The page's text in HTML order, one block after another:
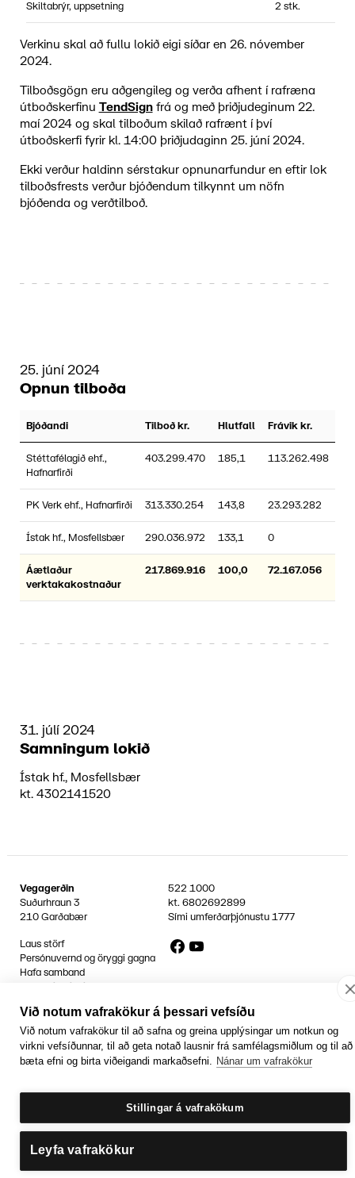
Skiltabrýr, uppsetning 2 stk.
Verkinu skal að fullu lokið eigi síðar en 26. nóvember
2024.
Tilboðsgögn eru aðgengileg og verða afhent í rafræna
útboðskerfinu TendSignfrá og með þriðjudeginum 22.
maí 2024 og skal tilboðum skilað rafrænt í því
útboðskerfi fyrir kl. 14:00 þriðjudaginn 25. júní 2024.
Ekki verður haldinn sérstakur opnunarfundur en eftir lok
tilboðsfrests verður bjóðendum tilkynnt um nöfn
bjóðenda og verðtilboð.
25. júní 2024
Opnun tilboða
Bjóðandi Tilboð kr. Hlutfall Frávik kr.
Stéttafélagið ehf.,
Hafnarfirði
403.299.470 185,1 113.262.498
PK Verk ehf., Hafnarfirði 313.330.254 143,8 23.293.282
Ístak hf., Mosfellsbær 290.036.972 133,1 0
Áætlaður
verktakakostnaður
217.869.916 100,0 72.167.056
31. júlí 2024
Samningum lokið
Ístak hf., Mosfellsbær
kt. 4302141520
Vegagerðin
Suðurhraun 3
210 Garðabær
522 1000
kt.6802692899
Sími umferðarþjónustu1777
Laus störf
Persónuvernd og öryggi gagna
Hafa samband
Rafrænir reikningar
FacebookYouTube
Jafnlaunavottun
Græn Skref
Við notum vafrakökur á þessari vefsíðu
Við notum vafrakökur til að safna og greina upplýsingar um notkun og
virkni vefsíðunnar, til að geta notað lausnir frá samfélagsmiðlum og til að
bæta efni og birta viðeigandi markaðsefni. Nánar um vafrakökur
Stillingar á vafrakökum
Leyfa vafrakökur